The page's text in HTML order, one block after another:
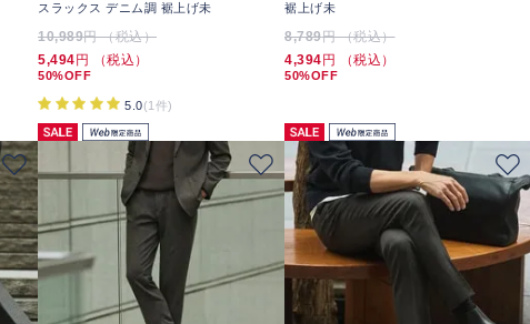
スラックス デニム調 裾上げ未
10,989円 （税込）
5,494 円 （税込）
50%OFF
5.0(1件)
裾上げ未
8,789円 （税込）
4,394 円 （税込）
50%OFF